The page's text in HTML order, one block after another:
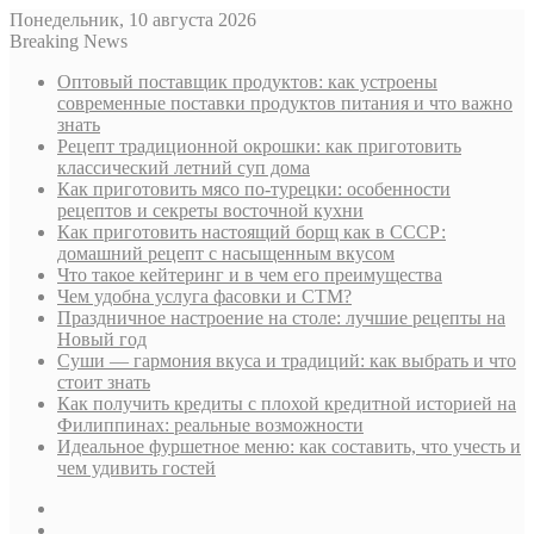
Понедельник, 10 августа 2026
Breaking News
Оптовый поставщик продуктов: как устроены
современные поставки продуктов питания и что важно
знать
Рецепт традиционной окрошки: как приготовить
классический летний суп дома
Как приготовить мясо по-турецки: особенности
рецептов и секреты восточной кухни
Как приготовить настоящий борщ как в СССР:
домашний рецепт с насыщенным вкусом
Что такое кейтеринг и в чем его преимущества
Чем удобна услуга фасовки и СТМ?
Праздничное настроение на столе: лучшие рецепты на
Новый год
Суши — гармония вкуса и традиций: как выбрать и что
стоит знать
Как получить кредиты с плохой кредитной историей на
Филиппинах: реальные возможности
Идеальное фуршетное меню: как составить, что учесть и
чем удивить гостей